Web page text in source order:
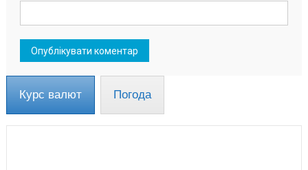
Курс валют Погода